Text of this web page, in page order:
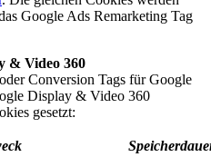
Google Ads Remarketing Tag
& Video 360
Conversion Tags für Google
Display & Video 360
gesetzt: